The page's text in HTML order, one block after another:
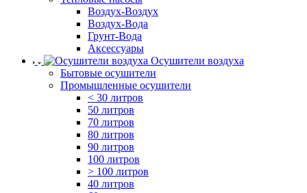
Воздух-Воздух
Воздух-Вода
Грунт-Вода
Аксессуары
Осушители воздуха
Бытовые осушители
Промышленные осушители
< 30 литров
50 литров
70 литров
80 литров
90 литров
100 литров
> 100 литров
40 литров